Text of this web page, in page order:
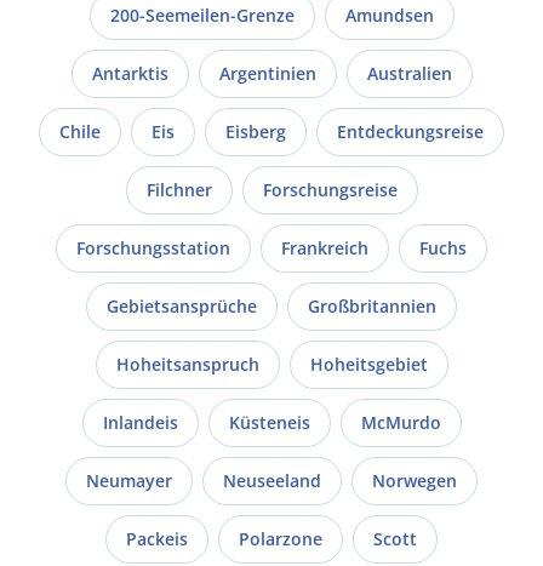
200-Seemeilen-Grenze Amundsen
Antarktis Argentinien Australien
Chile Eis Eisberg Entdeckungsreise
Filchner Forschungsreise
Forschungsstation Frankreich Fuchs
Gebietsansprüche Großbritannien
Hoheitsanspruch Hoheitsgebiet
Inlandeis Küsteneis McMurdo
Neumayer Neuseeland Norwegen
Packeis Polarzone Scott